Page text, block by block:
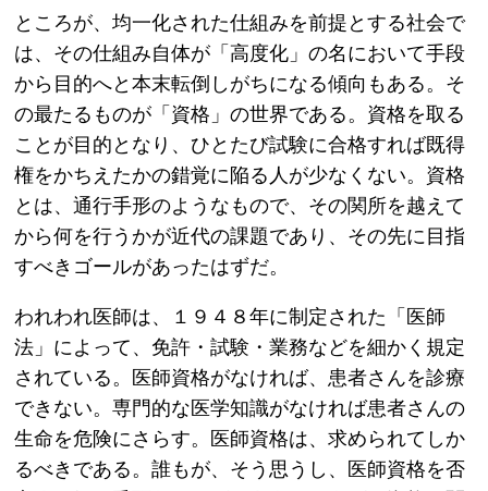
ところが、均一化された仕組みを前提とする社会で
は、その仕組み自体が「高度化」の名において手段
から目的へと本末転倒しがちになる傾向もある。そ
の最たるものが「資格」の世界である。資格を取る
ことが目的となり、ひとたび試験に合格すれば既得
権をかちえたかの錯覚に陥る人が少なくない。資格
とは、通行手形のようなもので、その関所を越えて
から何を行うかが近代の課題であり、その先に目指
すべきゴールがあったはずだ。
われわれ医師は、１９４８年に制定された「医師
法」によって、免許・試験・業務などを細かく規定
されている。医師資格がなければ、患者さんを診療
できない。専門的な医学知識がなければ患者さんの
生命を危険にさらす。医師資格は、求められてしか
るべきである。誰もが、そう思うし、医師資格を否